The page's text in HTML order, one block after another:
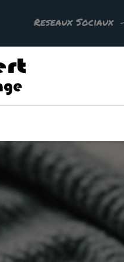
Reseaux Sociaux